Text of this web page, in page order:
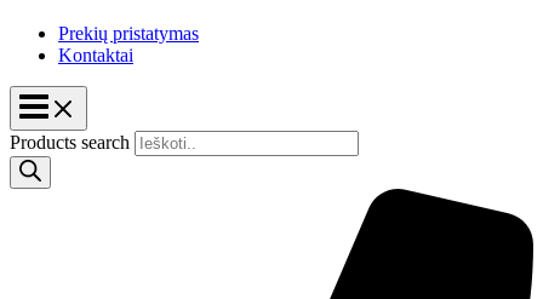
Prekių pristatymas
Kontaktai
Products search